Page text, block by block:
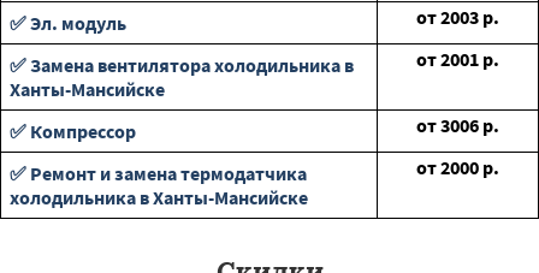
✅ Эл. модуль от2003 р.
✅ Замена вентилятора холодильника в
Ханты-Мансийске
от2001 р.
✅ Компрессор от3006 р.
✅ Ремонт и замена термодатчика
холодильника в Ханты-Мансийске
от2000 р.